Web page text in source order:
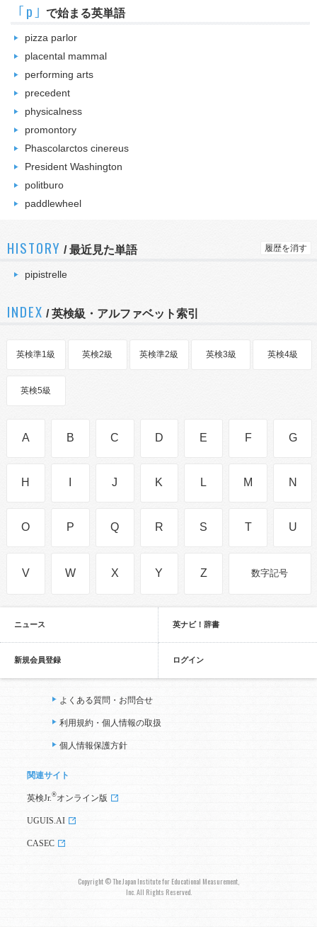
｢p｣ で始まる英単語
pizza parlor
placental mammal
performing arts
precedent
physicalness
promontory
Phascolarctos cinereus
President Washington
politburo
paddlewheel
HISTORY /最近見た単語 履歴を消す
pipistrelle
INDEX / 英検級・アルファベット索引
英検準1級 英検2級 英検準2級 英検3級 英検4級
英検5級
A B C D E F G
H J K L M N
O P Q R S T U
V W X Y Z 数字記号
ニュース 英ナビ！辞書
新規会員登録 ログイン
よくある質問・お問合せ
利用規約・個人情報の取扱
個人情報保護方針
関連サイト
英検Jr. ®オンライン版
UGUIS.AI
CASEC
Copyright © The Japan Institute for Educational Measurement,
Inc. All Rights Reserved.